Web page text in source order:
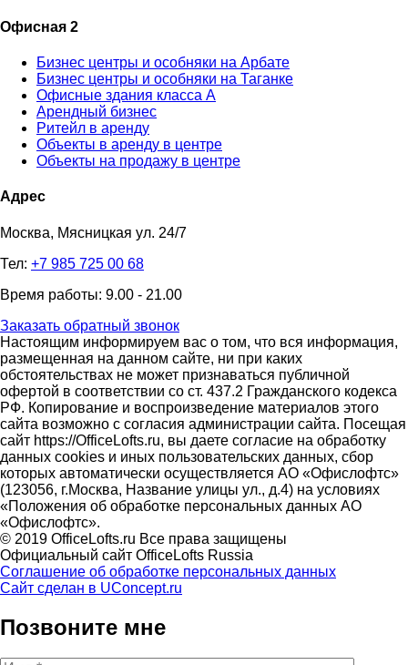
Офисная 2
Бизнес центры и особняки на Арбате
Бизнес центры и особняки на Таганке
Офисные здания класса А
Арендный бизнес
Ритейл в аренду
Объекты в аренду в центре
Объекты на продажу в центре
Адрес
Москва, Мясницкая ул. 24/7
Тел: +7 985 725 00 68
Время работы: 9.00 - 21.00
Заказать обратный звонок
Настоящим информируем вас о том, что вся информация,
размещенная на данном сайте, ни при каких
обстоятельствах не может признаваться публичной
офертой в соответствии со ст. 437.2 Гражданского кодекса
РФ. Копирование и воспроизведение материалов этого
сайта возможно с согласия администрации сайта. Посещая
сайт https://OfficeLofts.ru, вы даете согласие на обработку
данных cookies и иных пользовательских данных, сбор
которых автоматически осуществляется АО «Офислофтс»
(123056, г.Москва, Название улицы ул., д.4) на условиях
«Положения об обработке персональных данных АО
«Офислофтс».
© 2019 OfficeLofts.ru Все права защищены
Официальный сайт OfficeLofts Russia
Соглашение об обработке персональных данных
Сайт сделан в UConcept.ru
Позвоните мне